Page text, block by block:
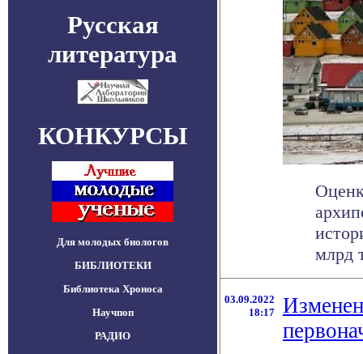
Русская
литература
КОНКУРСЫ
Для молодых биологов
БИБЛИОТЕКИ
Библиотека Хроноса
Научпоп
РАДИО
млрд
03.09.2022
18:17